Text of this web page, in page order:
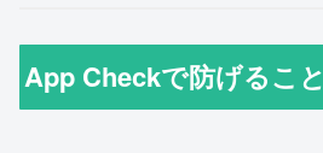
App Checkで防げること